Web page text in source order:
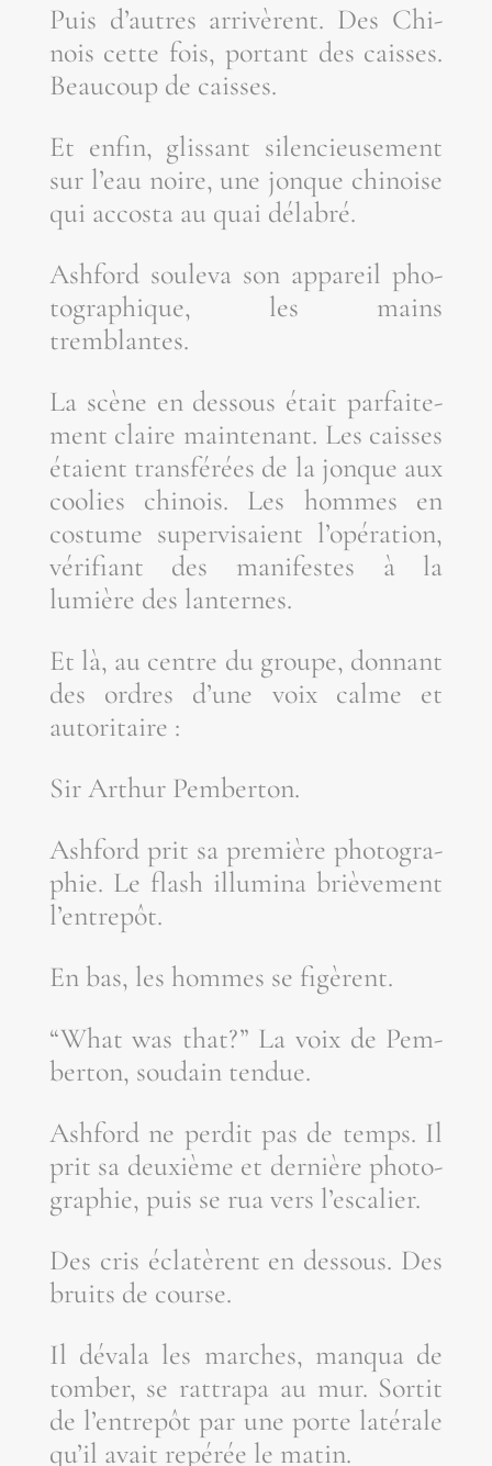
Puis d’autres arri­vèrent. Des Chi­
nois cette fois, por­tant des caisses.
Beau­coup de caisses.
Et enfin, glis­sant silen­cieu­se­ment
sur l’eau noire, une jonque chi­noise
qui accos­ta au quai délabré.
Ash­ford sou­le­va son appa­reil pho­
to­gra­phique, les mains
tremblantes.
La scène en des­sous était par­fai­te­
ment claire main­te­nant. Les caisses
étaient trans­fé­rées de la jonque aux
coo­lies chi­nois. Les hommes en
cos­tume super­vi­saient l’o­pé­ra­tion,
véri­fiant des mani­festes à la
lumière des lanternes.
Et là, au centre du groupe, don­nant
des ordres d’une voix calme et
autoritaire :
Sir Arthur Pemberton.
Ash­ford prit sa pre­mière pho­to­gra­
phie. Le flash illu­mi­na briè­ve­ment
l’entrepôt.
En bas, les hommes se figèrent.
“What was that?” La voix de Pem­
ber­ton, sou­dain tendue.
Ash­ford ne per­dit pas de temps. Il
prit sa deuxième et der­nière pho­to­
gra­phie, puis se rua vers l’escalier.
Des cris écla­tèrent en des­sous. Des
bruits de course.
Il déva­la les marches, man­qua de
tom­ber, se rat­tra­pa au mur. Sor­tit
de l’en­tre­pôt par une porte laté­rale
qu’il avait repé­rée le matin.